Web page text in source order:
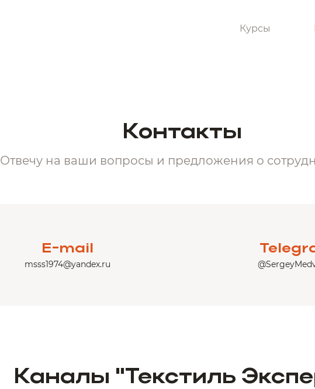
Курсы
Контакты
Отвечу на ваши вопросы и предложения о
E-mail
msss1974@yandex.ru
Каналы "Текстиль